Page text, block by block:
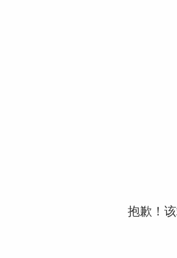
抱歉！